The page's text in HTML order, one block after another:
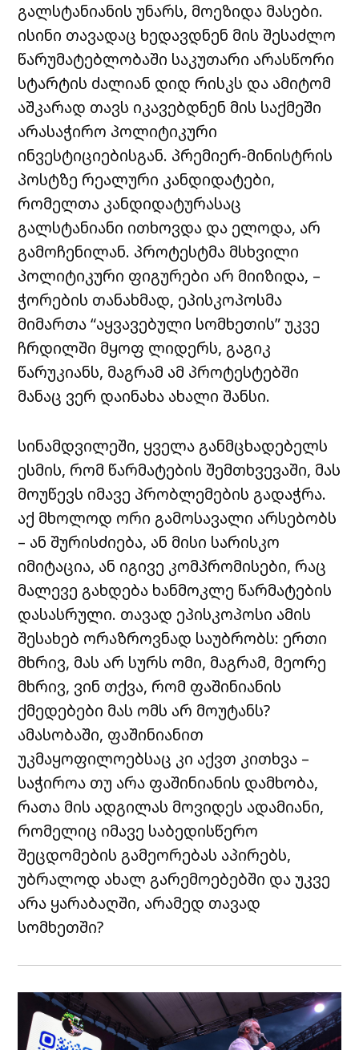
გალსტანიანის უნარს, მოეზიდა მასები.
ისინი თავადაც ხედავდნენ მის შესაძლო
წარუმატებლობაში საკუთარი არასწორი
სტარტის ძალიან დიდ რისკს და ამიტომ
აშკარად თავს იკავებდნენ მის საქმეში
არასაჭირო პოლიტიკური
ინვესტიციებისგან. პრემიერ-მინისტრის
პოსტზე რეალური კანდიდატები,
რომელთა კანდიდატურასაც
გალსტანიანი ითხოვდა და ელოდა, არ
გამოჩენილან. პროტესტმა მსხვილი
პოლიტიკური ფიგურები არ მიიზიდა, –
ჭორების თანახმად, ეპისკოპოსმა
მიმართა “აყვავებული სომხეთის” უკვე
ჩრდილში მყოფ ლიდერს, გაგიკ
წარუკიანს, მაგრამ ამ პროტესტებში
მანაც ვერ დაინახა ახალი შანსი.
სინამდვილეში, ყველა განმცხადებელს
ესმის, რომ წარმატების შემთხვევაში, მას
მოუწევს იმავე პრობლემების გადაჭრა.
აქ მხოლოდ ორი გამოსავალი არსებობს
– ან შურისძიება, ან მისი სარისკო
იმიტაცია, ან იგივე კომპრომისები, რაც
მალევე გახდება ხანმოკლე წარმატების
დასასრული. თავად ეპისკოპოსი ამის
შესახებ ორაზროვნად საუბრობს: ერთი
მხრივ, მას არ სურს ომი, მაგრამ, მეორე
მხრივ, ვინ თქვა, რომ ფაშინიანის
ქმედებები მას ომს არ მოუტანს?
ამასობაში, ფაშინიანით
უკმაყოფილოებსაც კი აქვთ კითხვა –
საჭიროა თუ არა ფაშინიანის დამხობა,
რათა მის ადგილას მოვიდეს ადამიანი,
რომელიც იმავე საბედისწერო
შეცდომების გამეორებას აპირებს,
უბრალოდ ახალ გარემოებებში და უკვე
არა ყარაბაღში, არამედ თავად
სომხეთში?